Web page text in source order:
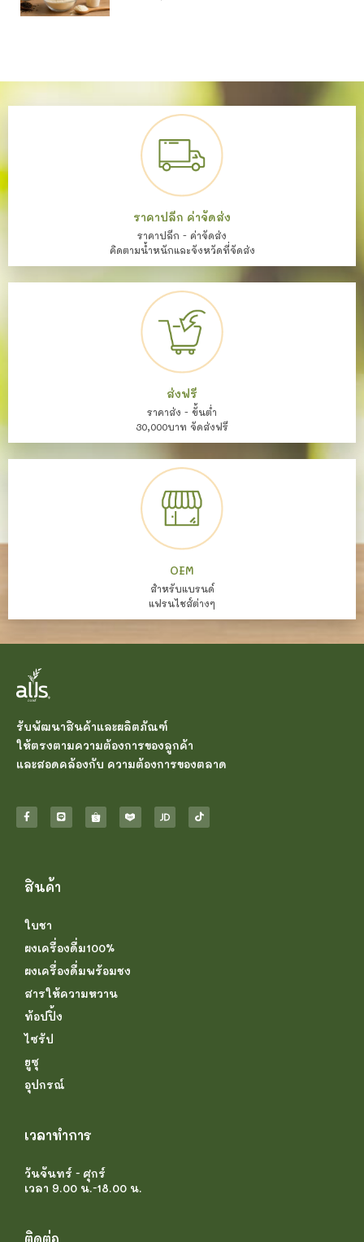
ราคาปลีก ค่าจัดส่ง
ราคาปลีก - ค่าจัดส่ง
คิดตามน้ำหนักและจังหวัดที่จัดส่ง
ส่งฟรี
ราคาส่ง - ขั้นต่ำ
30,000บาท จัดส่งฟรี
OEM
สำหรับแบรนด์
แฟรนไชส์ต่างๆ
รับพัฒนาสินค้าและผลิตภัณฑ์
ให้ตรงตามความต้องการของลูกค้า
และสอดคล้องกับ ความต้องการของตลาด
สินค้า
ใบชา
ผงเครื่องดื่ม100%
ผงเครื่องดื่มพร้อมชง
สารให้ความหวาน
ท้อปปิ้ง
ไซรัป
ยูซุ
อุปกรณ์
เวลาทำการ
วันจันทร์ - ศุกร์
เวลา 9.00 น.-18.00 น.